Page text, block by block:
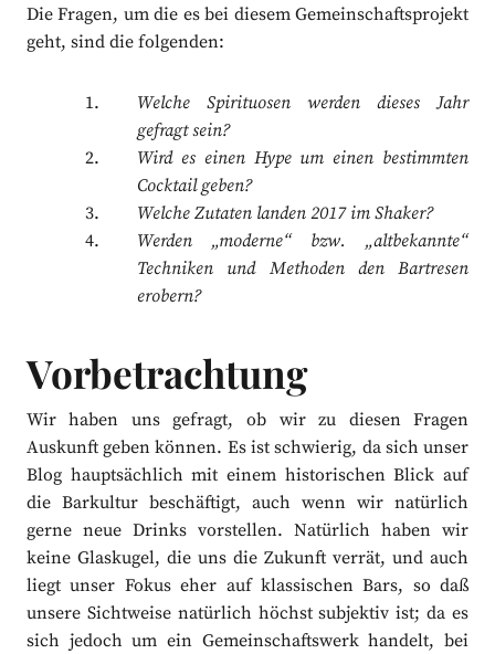
Die Fragen, um die es bei diesem Gemeinschaftsprojekt
geht, sind die folgenden:
Welche Spirituosen werden dieses Jahr
gefragt sein?
Wird es einen Hype um einen bestimmten
Cocktail geben?
Welche Zutaten landen 2017 im Shaker?
Werden „moderne“ bzw. „altbekannte“
Techniken und Methoden den Bartresen
erobern?
Vorbetrachtung
Wir haben uns gefragt, ob wir zu diesen Fragen
Auskunft geben können. Es ist schwierig, da sich unser
Blog hauptsächlich mit einem historischen Blick auf
die Barkultur beschäftigt, auch wenn wir natürlich
gerne neue Drinks vorstellen. Natürlich haben wir
keine Glaskugel, die uns die Zukunft verrät, und auch
liegt unser Fokus eher auf klassischen Bars, so daß
unsere Sichtweise natürlich höchst subjektiv ist; da es
sich jedoch um ein Gemeinschaftswerk handelt, bei